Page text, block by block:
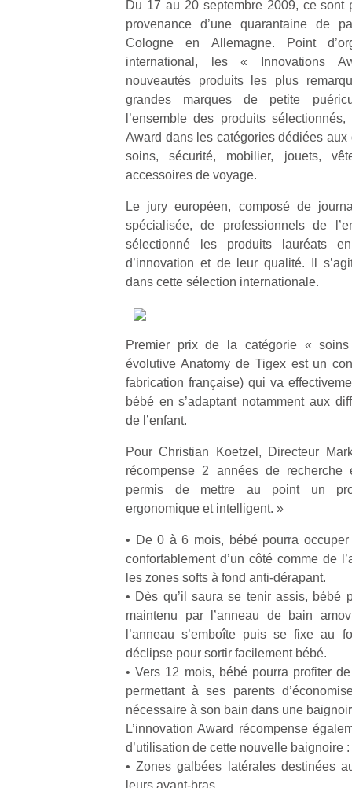
Du 17 au 20 septembre 2009, ce sont
provenance d’une quarantaine de
Cologne en Allemagne. Point
international, les « Innovations
nouveautés produits les plus
grandes marques de petite
l’ensemble des produits
Award dans les catégories dédiées
soins, sécurité, mobilier, jouets,
accessoires de voyage.
Le jury européen, composé de
spécialisée, de professionnels de
sélectionné les produits lauréats
d’innovation et de leur qualité. Il
dans cette sélection internationale.
Premier prix de la catégorie «
évolutive Anatomy de Tigex est un
fabrication française) qui va
bébé en s’adaptant notamment aux
de l’enfant.
Pour Christian Koetzel, Directeur
récompense 2 années de recherche
permis de mettre au point un
ergonomique et intelligent. »
• De 0 à 6 mois, bébé pourra
confortablement d’un côté comme de
les zones softs à fond anti-dérapant.
• Dès qu’il saura se tenir assis, bébé
maintenu par l’anneau de bain
l’anneau s’emboîte puis se fixe au
déclipse pour sortir facilement bébé.
• Vers 12 mois, bébé pourra profiter
permettant à ses parents
nécessaire à son bain dans une
L’innovation Award récompense
d’utilisation de cette nouvelle baignoire :
• Zones galbées latérales destinées
leurs avant-bras.